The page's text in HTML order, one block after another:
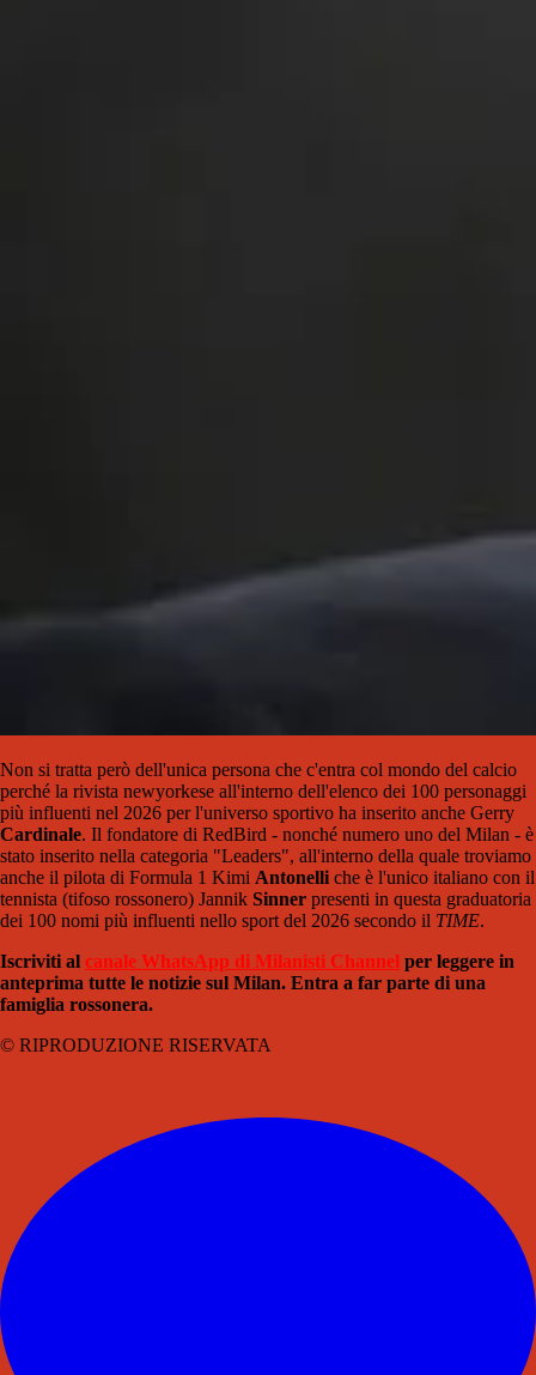
Non si tratta però dell'unica persona che c'entra col mondo del calcio
perché la rivista newyorkese all'interno dell'elenco dei 100 personaggi
più influenti nel 2026 per l'universo sportivo ha inserito anche Gerry
Cardinale. Il fondatore di RedBird - nonché numero uno del Milan - è
stato inserito nella categoria "Leaders", all'interno della quale troviamo
anche il pilota di Formula 1 Kimi Antonelli che è l'unico italiano con il
tennista (tifoso rossonero) Jannik Sinner presenti in questa graduatoria
dei 100 nomi più influenti nello sport del 2026 secondo il TIME.
Iscriviti al canale WhatsApp di Milanisti Channel per leggere in
anteprima tutte le notizie sul Milan. Entra a far parte di una
famiglia rossonera.
© RIPRODUZIONE RISERVATA